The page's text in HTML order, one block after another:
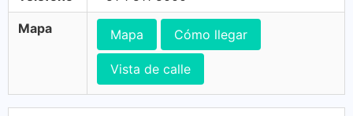
Mapa Mapa Cómo llegar
Vista de calle